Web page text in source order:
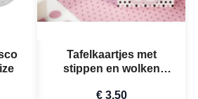
Tafelkaartjes met
stippen en wolken
€ 3,50